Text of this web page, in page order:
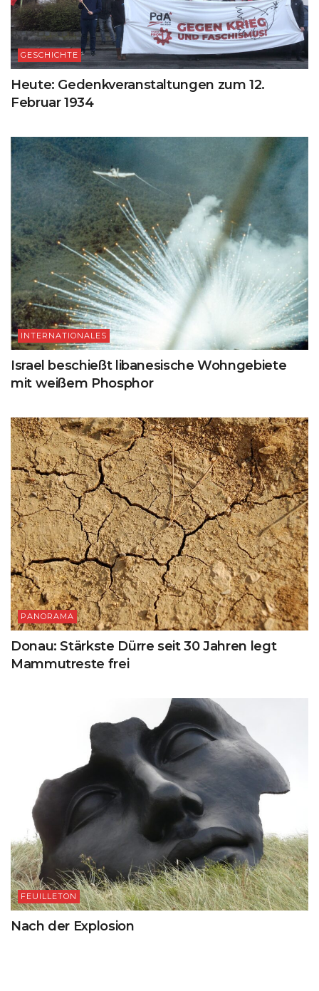
GESCHICHTE
Heute: Gedenkveranstaltungen zum 12.
Februar 1934
INTERNATIONALES
Israel beschießt libanesische Wohngebiete
mit weißem Phosphor
PANORAMA
Donau: Stärkste Dürre seit 30 Jahren legt
Mammutreste frei
FEUILLETON
Nach der Explosion